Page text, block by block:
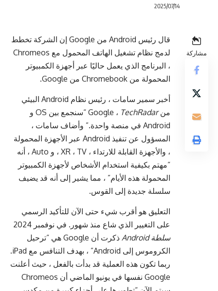
2025/07/14
مشاركة
قال رئيس Android من Google إن الشركة تخطط
لدمج نظام تشغيل الهاتف المحمول مع Chromeos
، البرنامج الذي يعمل حاليًا عبر أجهزة الكمبيوتر
المحمولة من Chromebook من Google.
أخبر سمير سامات ، رئيس نظام Android البيئي
من Google ،TechRadar
“سنجمع بين OS و
Android في منصة واحدة.” وأضاف سامات ،
المسؤول عن تنفيذ Android عبر الأجهزة المحمولة
، والأجهزة القابلة للارتداء ، XR ، TV ، و Auto ، أنه
“مهتم بكيفية استخدام الأشخاص لأجهزة الكمبيوتر
المحمولة هذه الأيام” ، مما يشير إلى أنه قد يضيف
سلسلة جديدة إلى القوس.
التعليق هو أقرب شيء حتى الآن للتأكيد الرسمي
على التغيير الذي شاع منذ شهور. في نوفمبر 2024
سلطة Android
ذكرت أن Google هي “ترحيل
الكروموس إلى Android” ، بهدف التنافس مع iPad.
ربما تكون هذه العملية قد بدأت بالفعل ، حيث أعلنت
Google نفسها في يونيو الماضي أن Chromeos